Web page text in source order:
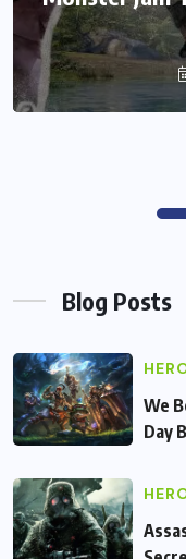
this Day By
Blog Posts
We
Day